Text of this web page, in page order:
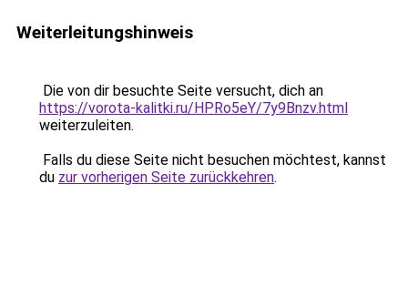
Weiterleitungshinweis
Die von dir besuchte Seite versucht, dich an
https://vorota-kalitki.ru/HPRo5eY/7y9Bnzv.html
weiterzuleiten.
Falls du diese Seite nicht besuchen möchtest, kannst
du zur vorherigen Seite zurückkehren.